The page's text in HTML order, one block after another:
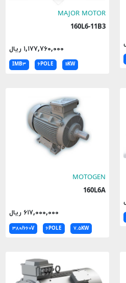
MAJOR MOTOR
160L6-11B3
۱,۱۷۷,۷۶۰,۰۰۰ ریال
۱۱KW ۶POLE IMB۳
MOTOGEN
160L6A
۶۱۷,۰۰۰,۰۰۰ ریال
۷.۵KW ۶POLE ۳۸۰/۶۶۰V